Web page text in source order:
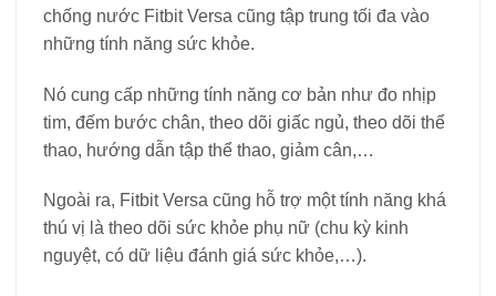
chống nước Fitbit Versa cũng tập trung tối đa vào
những tính năng sức khỏe.
Nó cung cấp những tính năng cơ bản như đo nhịp
tim, đếm bước chân, theo dõi giấc ngủ, theo dõi thể
thao, hướng dẫn tập thể thao, giảm cân,…
Ngoài ra, Fitbit Versa cũng hỗ trợ một tính năng khá
thú vị là theo dõi sức khỏe phụ nữ (chu kỳ kinh
nguyệt, có dữ liệu đánh giá sức khỏe,…).